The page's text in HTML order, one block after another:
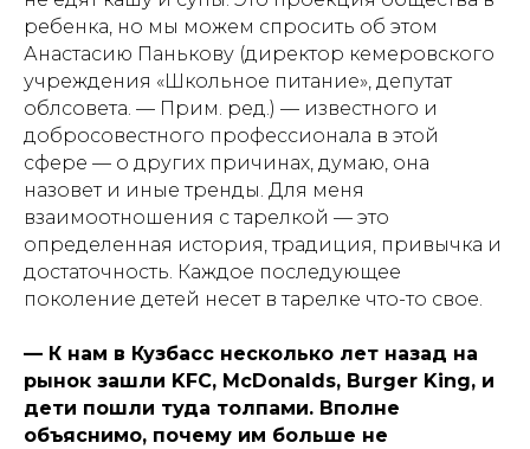
ребенка, но мы можем спросить об этом
Анастасию Панькову (директор кемеровского
учреждения «Школьное питание», депутат
облсовета. — Прим. ред. ) — известного и
добросовестного профессионала в этой
сфере — о других причинах, думаю, она
назовет и иные тренды. Для меня
взаимоотношения с тарелкой — это
определенная история, традиция, привычка и
достаточность. Каждое последующее
поколение детей несет в тарелке что-то свое.
— К нам в Кузбасс несколько лет назад на
рынок зашли KFC, McDonalds, Burger King, и
дети пошли туда толпами. Вполне
объяснимо, почему им больше не